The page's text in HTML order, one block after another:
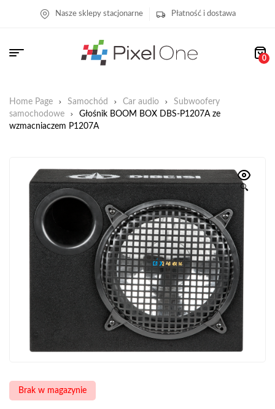
Nasze sklepy stacjonarne Płatność i dostawa
0
Home Page Samochód Car audio
Subwoofery
samochodowe
Głośnik BOOM BOX DBS-P1207A ze
wzmacniaczem P1207A
🔍
Brak w magazynie